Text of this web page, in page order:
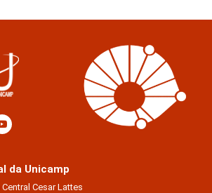
da Unicamp
Cesar Lattes